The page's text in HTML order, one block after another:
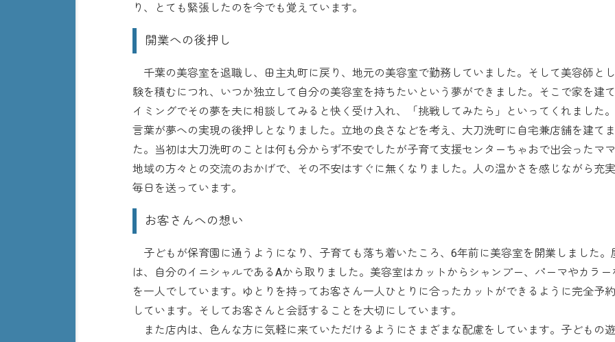
り、とても緊張したのを今でも覚えています。
開業への後押し
千葉の美容室を退職し、田主丸町に戻り、地元の美容室で勤務していました。そして美容師と
験を積むにつれ、いつか独立して自分の美容室を持ちたいという夢ができました。そこで家を建
イミングでその夢を夫に相談してみると快く受け入れ、「挑戦してみたら」といってくれました
言葉が夢への実現の後押しとなりました。立地の良さなどを考え、大刀洗町に自宅兼店舗を建て
た。当初は大刀洗町のことは何も分からず不安でしたが子育て支援センターちゃおで出会ったマ
地域の方々との交流のおかげで、その不安はすぐに無くなりました。人の温かさを感じながら充
毎日を送っています。
お客さんへの想い
子どもが保育園に通うようになり、子育ても落ち着いたころ、6年前に美容室を開業しました。
は、自分のイニシャルであるAから取りました。美容室はカットからシャンプー、パーマやカラー
を一人でしています。ゆとりを持ってお客さん一人ひとりに合ったカットができるように完全予
しています。そしてお客さんと会話することを大切にしています。
また店内は、色んな方に気軽に来ていただけるようにさまざまな配慮をしています。子どもの